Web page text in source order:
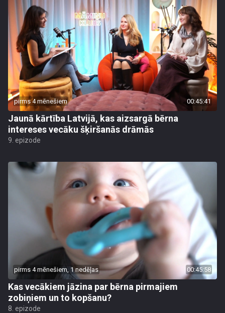
pirms 4 mēnešiem 00:45:41
Jaunā kārtība Latvijā, kas aizsargā bērna
intereses vecāku šķiršanās drāmās
9. epizode
pirms 4 mēnešiem, 1 nedēļas 00:45:58
Kas vecākiem jāzina par bērna pirmajiem
zobiņiem un to kopšanu?
8. epizode